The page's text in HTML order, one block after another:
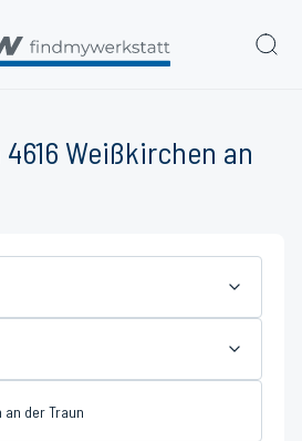
Weißkirchen an